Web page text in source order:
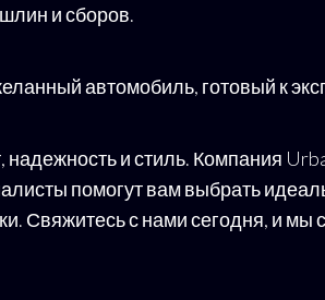
и сборов.
автомобиль, готовый к
и стиль. Компания
помогут вам выбрать
Свяжитесь с нами сегодня, и